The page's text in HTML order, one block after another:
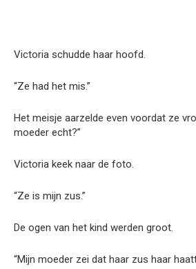
Victoria schudde haar hoofd.
“Ze had het mis.”
Het meisje aarzelde even voordat ze
moeder echt?”
Victoria keek naar de foto.
“Ze is mijn zus.”
De ogen van het kind werden groot.
“Mijn moeder zei dat haar zus haar